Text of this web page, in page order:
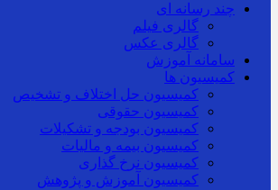
چند رسانه ای
گالری فیلم
گالری عکس
سامانه آموزش
کمیسیون ها
کمیسیون حل اختلاف و تشخیص
کمیسیون حقوقی
کمیسیون بودجه و تشکیلات
کمیسیون بیمه و مالیات
کمیسیون نرخ گذاری
کمیسیون آموزش و پژوهش